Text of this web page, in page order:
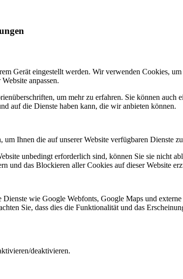
Gerät eingestellt werden. Wir verwenden Cookies,
anpassen.
um mehr zu erfahren. Sie können
auf die Dienste haben kann, die wir anbieten können.
Ihnen die auf unserer Website verfügbaren Dienste
unbedingt erforderlich sind, können Sie sie nicht
und das Blockieren aller Cookies auf dieser Website
wie Google Webfonts, Google Maps und
Sie, dass dies die Funktionalität und das
deaktivieren.